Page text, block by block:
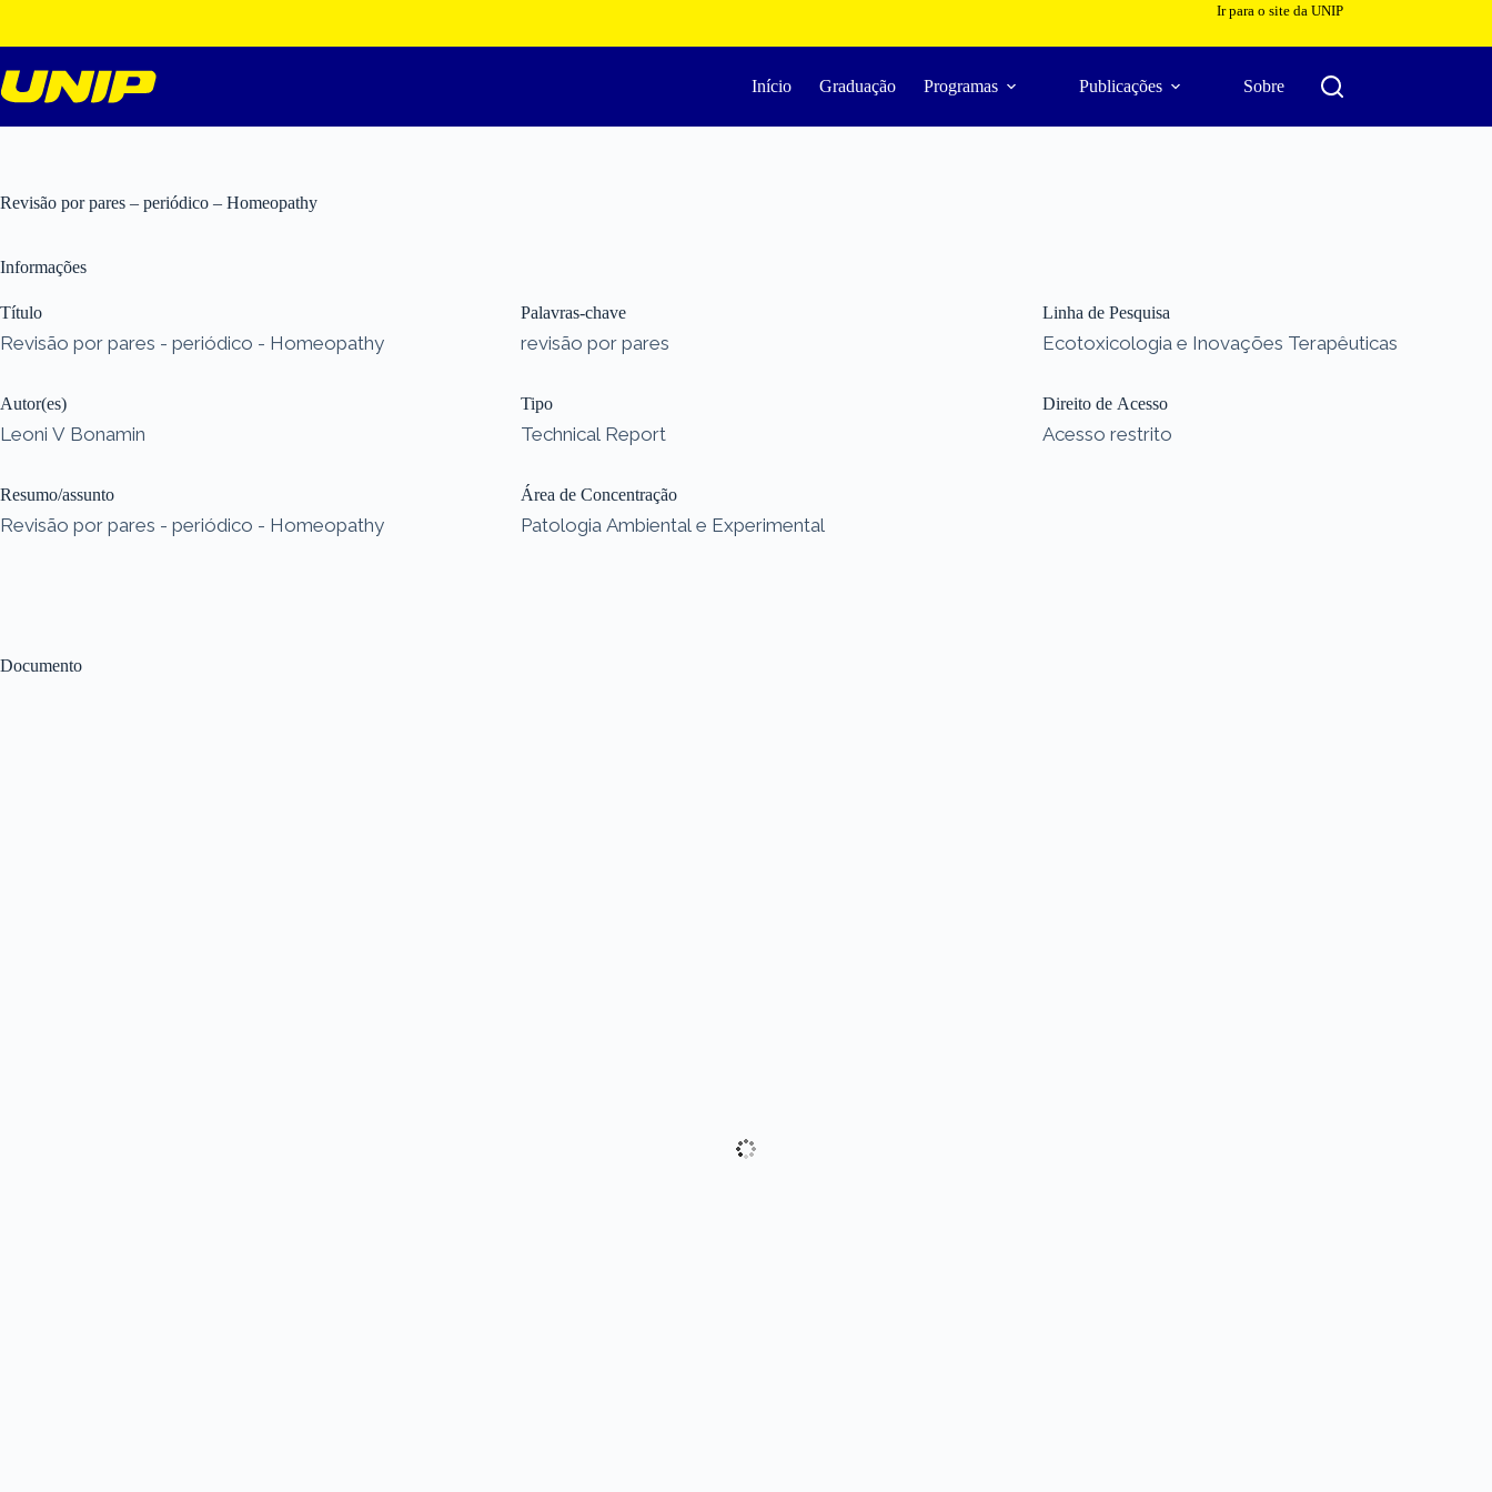
o
conteúdo
Ir para o site da UNIP
Início Graduação Programas Publicações Sobre
Revisão por pares – periódico – Homeopathy
Documento
Informações
Título
Revisão por pares - periódico - Homeopathy
Autor(es)
Leoni V Bonamin
Resumo/assunto
Revisão por pares - periódico - Homeopathy
Palavras-chave
revisão por pares
Tipo
Technical Report
Área de Concentração
Patologia Ambiental e Experimental
Linha de Pesquisa
Ecotoxicologia e Inovações Terapêuticas
Direito de Acesso
Acesso restrito